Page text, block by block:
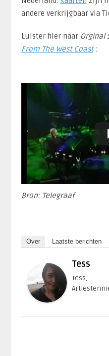
andere verkrijgbaar via
Luister hier naar Orginal
From The West Coast:
Bron: Telegraaf
Over Laatste berichten
Tess
Tess,